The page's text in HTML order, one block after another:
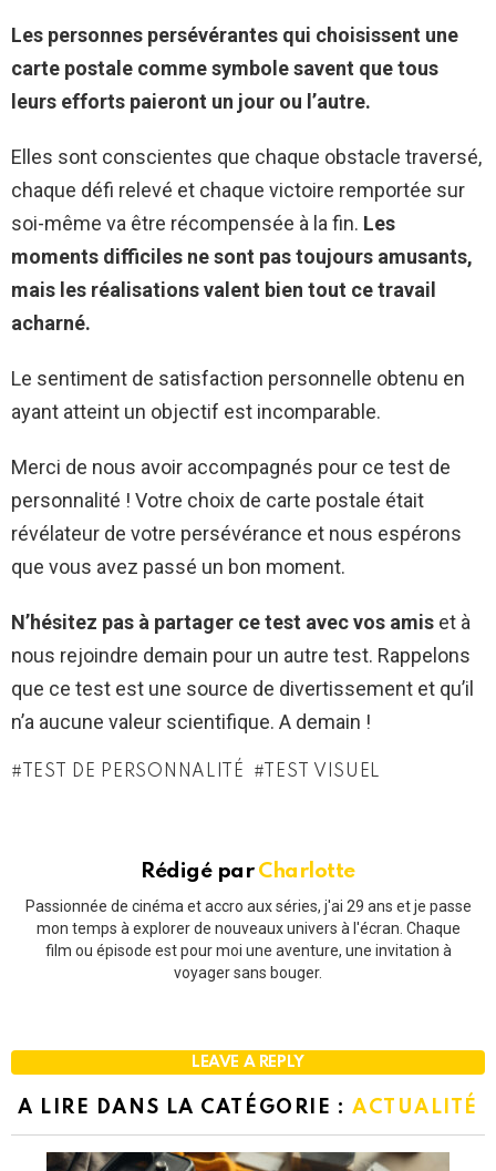
Les personnes persévérantes qui choisissent une
carte postale comme symbole savent que tous
leurs efforts paieront un jour ou l’autre.
Elles sont conscientes que chaque obstacle traversé,
chaque défi relevé et chaque victoire remportée sur
soi-même va être récompensée à la fin. Les
moments difficiles ne sont pas toujours amusants,
mais les réalisations valent bien tout ce travail
acharné.
Le sentiment de satisfaction personnelle obtenu en
ayant atteint un objectif est incomparable.
Merci de nous avoir accompagnés pour ce test de
personnalité ! Votre choix de carte postale était
révélateur de votre persévérance et nous espérons
que vous avez passé un bon moment.
N’hésitez pas à partager ce test avec vos amis et à
nous rejoindre demain pour un autre test. Rappelons
que ce test est une source de divertissement et qu’il
n’a aucune valeur scientifique. A demain !
TEST DE PERSONNALITÉ TEST VISUEL
Rédigé par Charlotte
Passionnée de cinéma et accro aux séries, j'ai 29 ans et je passe
mon temps à explorer de nouveaux univers à l'écran. Chaque
film ou épisode est pour moi une aventure, une invitation à
voyager sans bouger.
LEAVE A REPLY
A LIRE DANS LA CATÉGORIE : ACTUALITÉ